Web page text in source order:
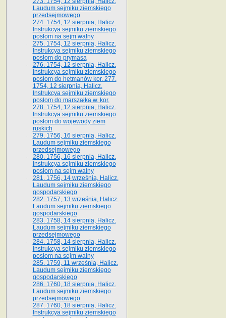
Laudum sejmiku ziemskiego
przedsejmowego
274. 1754, 12 sierpnia, Halicz.
Instrukcya sejmiku ziemskiego
posłom na sejm walny
275. 1754, 12 sierpnia, Halicz.
Instrukcya sejmiku ziemskiego
posłom do prymasa
276. 1754, 12 sierpnia, Halicz.
Instrukcya sejmiku ziemskiego
posłom do hetmanów kor. 277.
1754, 12 sierpnia, Halicz.
Instrukcya sejmiku ziemskiego
posłom do marszałka w. kor.
278. 1754, 12 sierpnia, Halicz.
Instrukcya sejmiku ziemskiego
posłom do wojewody ziem
ruskich
279. 1756, 16 sierpnia, Halicz.
Laudum sejmiku ziemskiego
przedsejmowego
280. 1756, 16 sierpnia, Halicz.
Instrukcya sejmiku ziemskiego
posłom na sejm walny
281. 1756, 14 września, Halicz.
Laudum sejmiku ziemskiego
gospodarskiego
282. 1757, 13 września, Halicz.
Laudum sejmiku ziemskiego
gospodarskiego
283. 1758, 14 sierpnia, Halicz.
Laudum sejmiku ziemskiego
przedsejmowego
284. 1758, 14 sierpnia, Halicz.
Instrukcya sejmiku ziemskiego
posłom na sejm walny
285. 1759, 11 września, Halicz.
Laudum sejmiku ziemskiego
gospodarskiego
286. 1760, 18 sierpnia, Halicz.
Laudum sejmiku ziemskiego
przedsejmowego
287. 1760, 18 sierpnia, Halicz.
Instrukcya sejmiku ziemskiego